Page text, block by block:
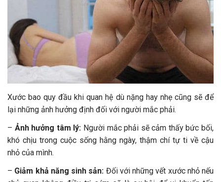
Xước bao quy đầu khi quan hệ dù nặng hay nhẹ cũng sẽ để
lại những ảnh hưởng định đối với người mắc phải.
– Ảnh hưởng tâm lý: Người mắc phải sẽ cảm thấy bức bối,
khó chịu trong cuộc sống hằng ngày, thậm chí tự ti về cậu
nhỏ của mình.
– Giảm khả năng sinh sản: Đối với những vết xước nhỏ nếu